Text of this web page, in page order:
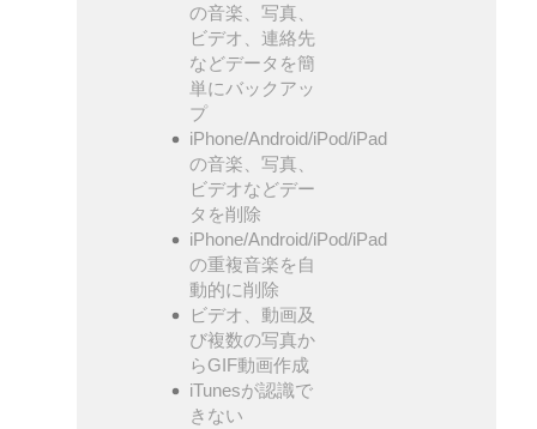
の音楽、写真、
ビデオ、連絡先
などデータを簡
単にバックアッ
プ
iPhone/Android/iPod/iPad
の音楽、写真、
ビデオなどデー
タを削除
iPhone/Android/iPod/iPad
の重複音楽を自
動的に削除
ビデオ、動画及
び複数の写真か
らGIF動画作成
iTunesが認識で
きない